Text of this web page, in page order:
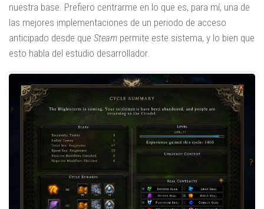
nuestra base. Prefiero centrarme en lo que es, para mí, una de
las mejores implementaciones de un periodo de acceso
anticipado desde que Steam permite este sistema, y lo bien que
esto habla del estudio desarrollador.